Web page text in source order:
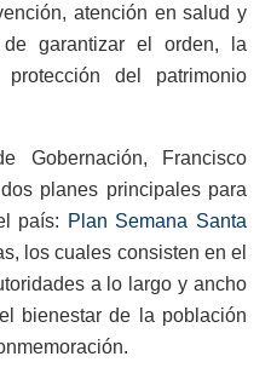
atención en salud y
de garantizar el orden, la
del patrimonio
Gobernación, Francisco
planes principales para
país: Plan Semana Santa
los cuales consisten en el
a lo largo y ancho
bienestar de la población